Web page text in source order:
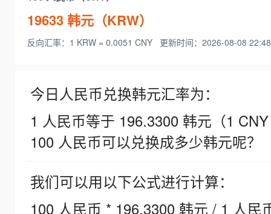
19633韩元（KRW）
反向汇率：1 KRW = 0.0051 CNY 更新时间：2026-08-08
今日人民币兑换韩元汇率为：
1 人民币等于 196.3300 韩元（1
100 人民币可以兑换成多少韩元呢？
我们可以用以下公式进行计算：
100 人民币 * 196.3300 韩元 / 1 人民